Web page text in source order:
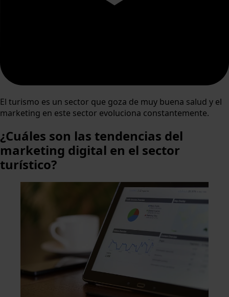
El turismo es un sector que goza de muy buena salud y el
marketing en este sector evoluciona constantemente.
¿Cuáles son las tendencias del
marketing digital en el sector
turístico?